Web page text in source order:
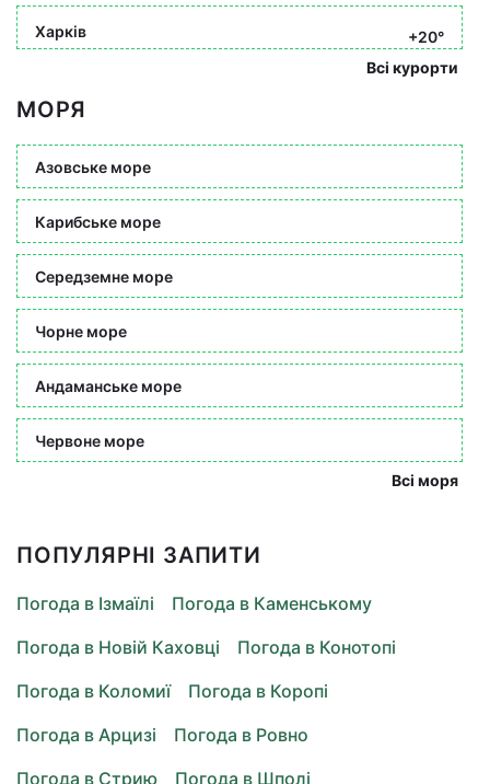
Харків
+20°
Всі курорти
МОРЯ
Азовське море
Карибське море
Середземне море
Чорне море
Андаманське море
Червоне море
Всі моря
ПОПУЛЯРНІ ЗАПИТИ
Погода в Ізмаїлі
Погода в Каменському
Погода в Новій Каховці
Погода в Конотопі
Погода в Коломиї
Погода в Коропі
Погода в Арцизі
Погода в Ровно
Погода в Стрию
Погода в Шполі